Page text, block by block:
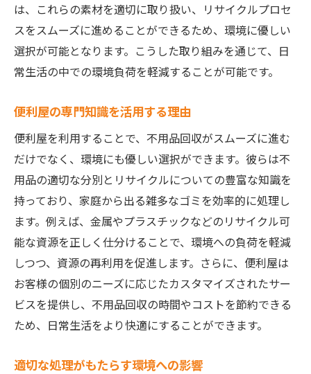
は、これらの素材を適切に取り扱い、リサイクルプロセ
スをスムーズに進めることができるため、環境に優しい
選択が可能となります。こうした取り組みを通じて、日
常生活の中での環境負荷を軽減することが可能です。
便利屋の専門知識を活用する理由
便利屋を利用することで、不用品回収がスムーズに進む
だけでなく、環境にも優しい選択ができます。彼らは不
用品の適切な分別とリサイクルについての豊富な知識を
持っており、家庭から出る雑多なゴミを効率的に処理し
ます。例えば、金属やプラスチックなどのリサイクル可
能な資源を正しく仕分けることで、環境への負荷を軽減
しつつ、資源の再利用を促進します。さらに、便利屋は
お客様の個別のニーズに応じたカスタマイズされたサー
ビスを提供し、不用品回収の時間やコストを節約できる
ため、日常生活をより快適にすることができます。
適切な処理がもたらす環境への影響